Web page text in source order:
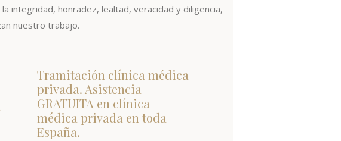
integridad, honradez, lealtad, veracidad y diligencia,
nuestro trabajo.
Tramitación clínica médica
privada. Asistencia
GRATUITA en clínica
médica privada en toda
España.